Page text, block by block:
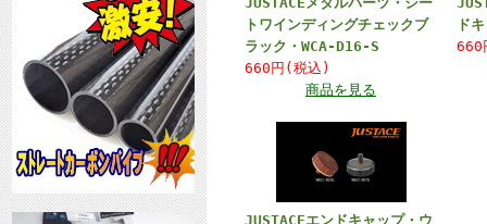
トワインディングチェックブ
ラック・WCA-D16-S
660円(税込)
商品を見る
ド
660
JUSTACEエンドキャップ・ウ